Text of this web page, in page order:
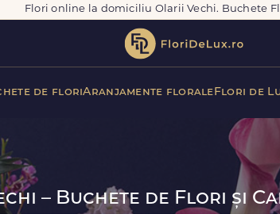
Flori online la domiciliu Olarii Vechi. Buchete
de floriAranjamente florale Flori de
– Buchete de Flori și